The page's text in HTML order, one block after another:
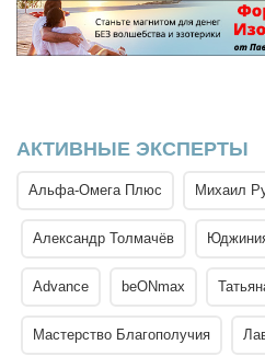
АКТИВНЫЕ ЭКСПЕРТЫ
Альфа-Омега Плюс Михаил
Александр Толмачёв
Advance beONmax
Мастерство Благополучия